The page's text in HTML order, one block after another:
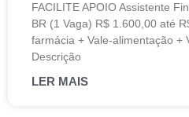
FACILITE APOIO Assistente
BR (1 Vaga) R$ 1.600,00 até
farmácia + Vale-alimentação +
Descrição
LER MAIS